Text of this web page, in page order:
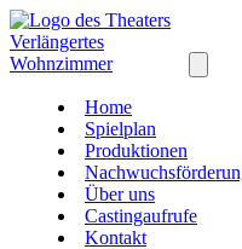
Home
Spielplan
Produktionen
Über uns
Castingaufrufe
Kontakt